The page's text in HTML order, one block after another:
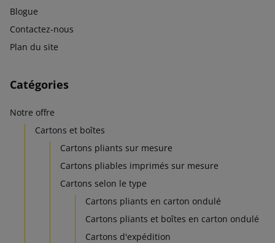
Blogue
Contactez-nous
Plan du site
Catégories
Notre offre
Cartons et boîtes
Cartons pliants sur mesure
Cartons pliables imprimés sur mesure
Cartons selon le type
Cartons pliants en carton ondulé
Cartons pliants et boîtes en carton ondulé
Cartons d'expédition